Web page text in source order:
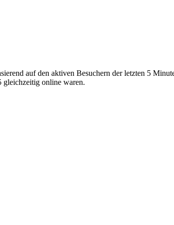
auf den aktiven Besuchern der letzten 5
gleichzeitig online waren.